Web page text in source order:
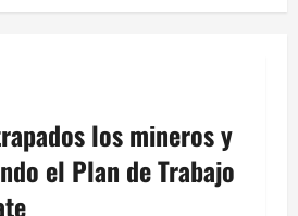
los mineros y
el Plan de Trabajo